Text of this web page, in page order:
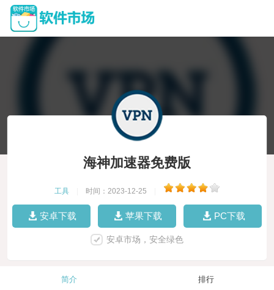
海神加速器免费版
工具 时间：2023-12-25
安卓下载 苹果下载 PC下载
安卓市场，安全绿色
简介 排行